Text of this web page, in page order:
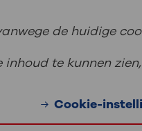
de huidige
inhoud te kunnen
Cookie-